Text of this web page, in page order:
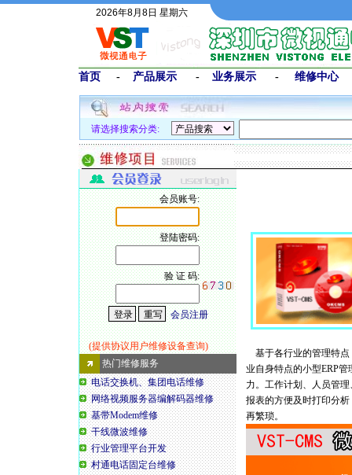
2026年8月8日 星期六
首页 - 产品展示 - 业务展示 - 维修中心
请选择搜索分类:
会员账号:
登陆密码:
验 证 码:
会员注册
(提供协议用户维修设备查询)
热门维修服务
电话交换机、集团电话维修
网络视频服务器编解码器维修
基带Modem维修
干线微波维修
行业管理平台开发
村通电话固定台维修
基于各行业的管理特点
业自身特点的小型ERP
力。工作计划、人员管
报表的方便及时打印分
再繁琐。